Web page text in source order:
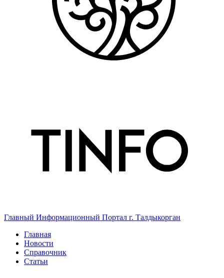
Главный Информационный Портал г. Талдыкорган
Главная
Новости
Справочник
Статьи